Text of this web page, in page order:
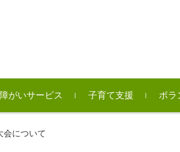
障がいサービス 子育て支援 ボラ
会について